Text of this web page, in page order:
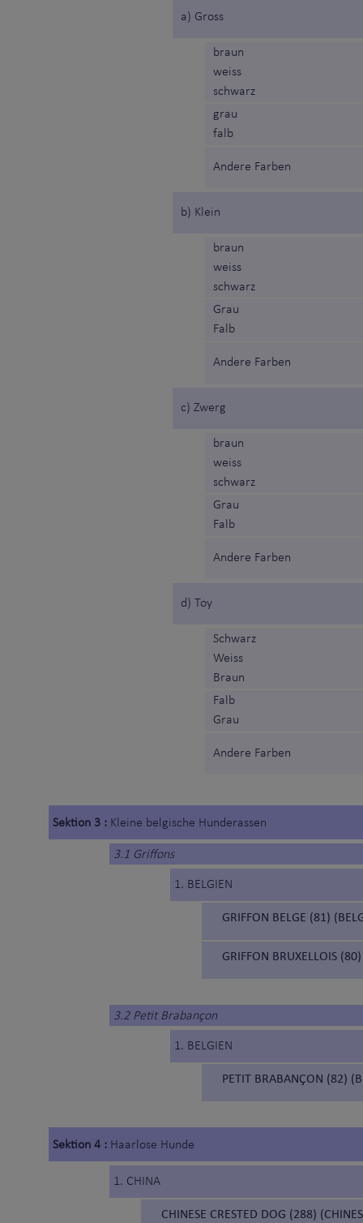
a) Gross
braun
weiss
schwarz
grau
falb
Andere Farben
b) Klein
braun
weiss
schwarz
Grau
Falb
Andere Farben
c) Zwerg
braun
weiss
schwarz
Grau
Falb
Andere Farben
d) Toy
Schwarz
Weiss
Braun
Falb
Grau
Andere Farben
Sektion 3 : Kleine belgische Hunderassen
3.1 Griffons
1. BELGIEN
GRIFFON BELGE (81)
GRIFFON BRUXELLOIS
3.2 Petit Brabançon
1. BELGIEN
PETIT BRABANÇON (82)
Sektion 4 : Haarlose Hunde
1. CHINA
CHINESE CRESTED DOG (288)